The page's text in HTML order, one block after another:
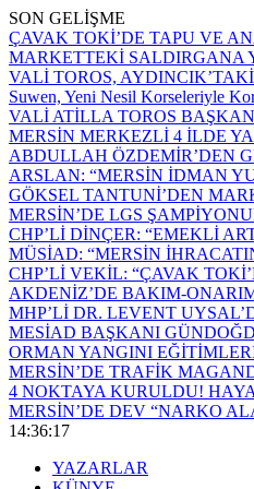
SON GELİŞME
ÇAVAK TOKİ’DE TAPU VE
MARKETTEKİ SALDIRGANA
VALİ TOROS,
Suwen, Yeni Nesil Korseleriyle
VALİ ATİLLA TOROS
MERSİN MERKEZLİ 4 İLDE
ABDULLAH ÖZDEMİR’DEN
ARSLAN: “MERSİN İDMAN
GÖKSEL TANTUNİ’DEN
MERSİN’DE LGS
CHP’Lİ DİNÇER: “EMEKLİ
MÜSİAD: “MERSİN
CHP’Lİ VEKİL: “ÇAVAK
AKDENİZ’DE BAKIM-
MHP’Lİ DR. LEVENT
MESİAD BAŞKANI
ORMAN YANGINI
MERSİN’DE TRAFİK
4 NOKTAYA KURULDU!
MERSİN’DE DEV “NARKO
14:36:18
YAZARLAR